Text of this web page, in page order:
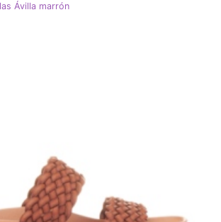
Ávilla marrón